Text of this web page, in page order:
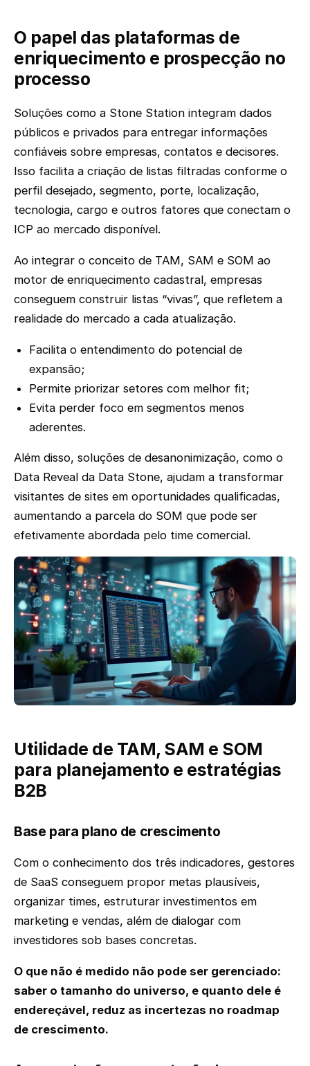
O papel das plataformas de
enriquecimento e prospecção no
processo
Soluções como a Stone Station integram dados
públicos e privados para entregar informações
confiáveis sobre empresas, contatos e decisores.
Isso facilita a criação de listas filtradas conforme o
perfil desejado, segmento, porte, localização,
tecnologia, cargo e outros fatores que conectam o
ICP ao mercado disponível.
Ao integrar o conceito de TAM, SAM e SOM ao
motor de enriquecimento cadastral, empresas
conseguem construir listas “vivas”, que refletem a
realidade do mercado a cada atualização.
Facilita o entendimento do potencial de
expansão;
Permite priorizar setores com melhor fit;
Evita perder foco em segmentos menos
aderentes.
Além disso, soluções de desanonimização, como o
Data Reveal da Data Stone, ajudam a transformar
visitantes de sites em oportunidades qualificadas,
aumentando a parcela do SOM que pode ser
efetivamente abordada pelo time comercial.
Utilidade de TAM, SAM e SOM
para planejamento e estratégias
B2B
Base para plano de crescimento
Com o conhecimento dos três indicadores, gestores
de SaaS conseguem propor metas plausíveis,
organizar times, estruturar investimentos em
marketing e vendas, além de dialogar com
investidores sob bases concretas.
O que não é medido não pode ser gerenciado:
saber o tamanho do universo, e quanto dele é
endereçável, reduz as incertezas no roadmap
de crescimento.